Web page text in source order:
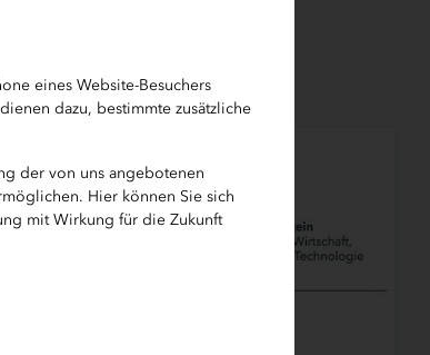
eines Website-Besuchers
dazu, bestimmte zusätzliche
der von uns angebotenen
Hier können Sie sich
mit Wirkung für die Zukunft